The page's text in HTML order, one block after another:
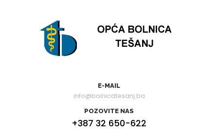
E-MAIL
info@bolnicatesanj.ba
POZOVITE NAS
+387 32 650-622